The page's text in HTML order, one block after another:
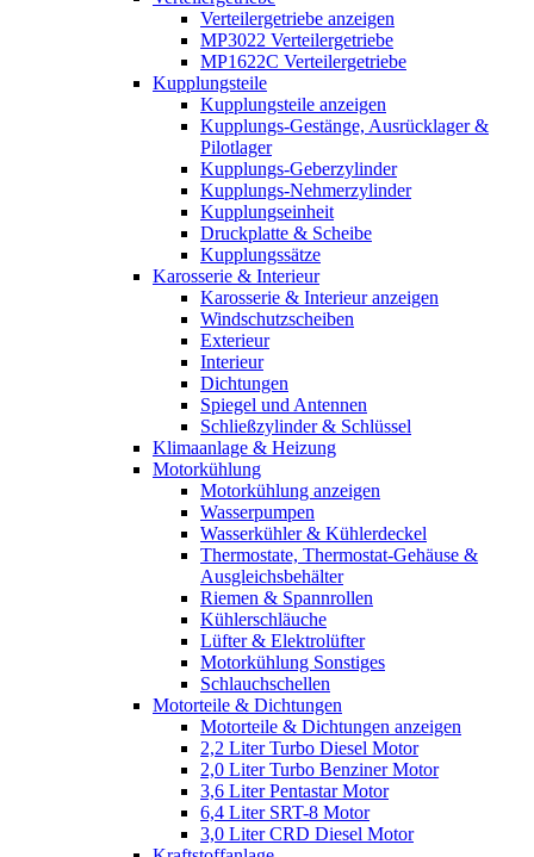
Verteilergetriebe anzeigen
MP3022 Verteilergetriebe
MP1622C Verteilergetriebe
Kupplungsteile
Kupplungsteile anzeigen
Kupplungs-Gestänge, Ausrücklager &
Pilotlager
Kupplungs-Geberzylinder
Kupplungs-Nehmerzylinder
Kupplungseinheit
Druckplatte & Scheibe
Kupplungssätze
Karosserie & Interieur
Karosserie & Interieur anzeigen
Windschutzscheiben
Exterieur
Interieur
Dichtungen
Spiegel und Antennen
Schließzylinder & Schlüssel
Klimaanlage & Heizung
Motorkühlung
Motorkühlung anzeigen
Wasserpumpen
Wasserkühler & Kühlerdeckel
Thermostate, Thermostat-Gehäuse &
Ausgleichsbehälter
Riemen & Spannrollen
Kühlerschläuche
Lüfter & Elektrolüfter
Motorkühlung Sonstiges
Schlauchschellen
Motorteile & Dichtungen
Motorteile & Dichtungen anzeigen
2,2 Liter Turbo Diesel Motor
2,0 Liter Turbo Benziner Motor
3,6 Liter Pentastar Motor
6,4 Liter SRT-8 Motor
3,0 Liter CRD Diesel Motor